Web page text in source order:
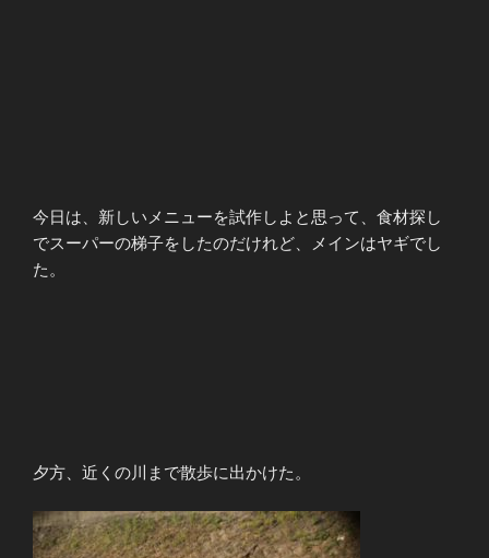
今日は、新しいメニューを試作しよと思って、食材探し
でスーパーの梯子をしたのだけれど、メインはヤギでし
た。
夕方、近くの川まで散歩に出かけた。